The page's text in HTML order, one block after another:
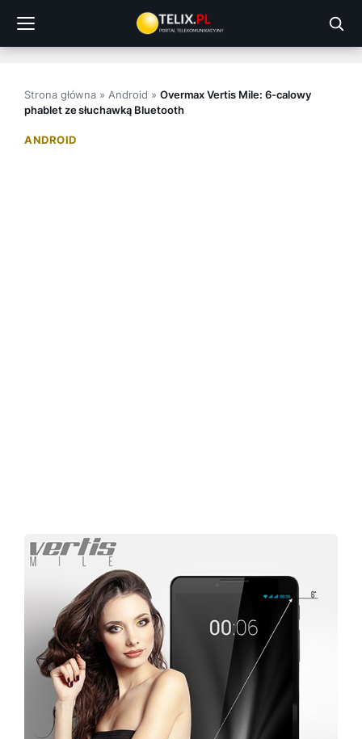
treści
Strona główna » Android » Overmax Vertis Mile: 6-calowy
phablet ze słuchawką Bluetooth
ANDROID